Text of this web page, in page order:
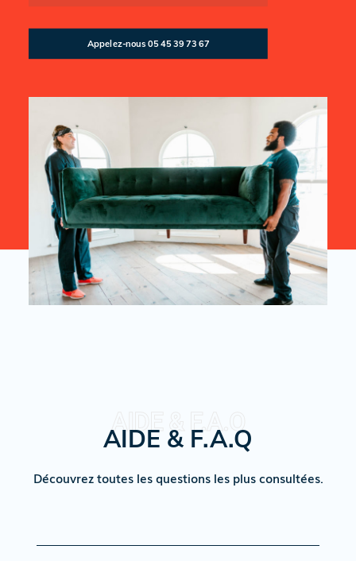
Appelez-nous 05 45 39 73 67
AIDE & F.A.Q
Découvrez toutes les questions les plus consultées.